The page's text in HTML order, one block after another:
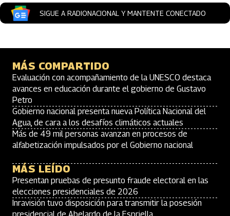
SIGUE A RADIONACIONAL Y MANTENTE CONECTADO
MÁS COMPARTIDO
Evaluación con acompañamiento de la UNESCO destaca
avances en educación durante el gobierno de Gustavo
Petro
Gobierno nacional presenta nueva Política Nacional del
Agua, de cara a los desafíos climáticos actuales
Más de 49 mil personas avanzan en procesos de
alfabetización impulsados por el Gobierno nacional
MÁS LEÍDO
Presentan pruebas de presunto fraude electoral en las
elecciones presidenciales de 2026
Inravisión tuvo disposición para transmitir la posesión